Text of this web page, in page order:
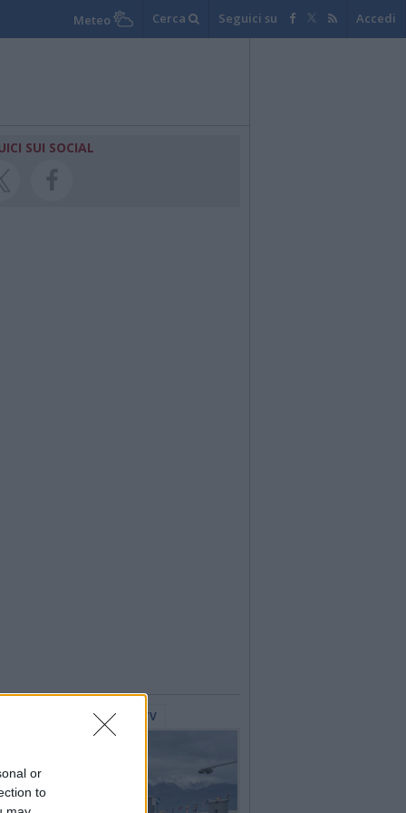
or
to
Meteo Cerca Seguici su Accedi
SUI SOCIAL
Fotografiche WebTV